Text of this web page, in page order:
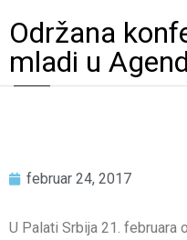
Održana
mladi u
februar 24, 2017
U Palati Srbija 21. februara